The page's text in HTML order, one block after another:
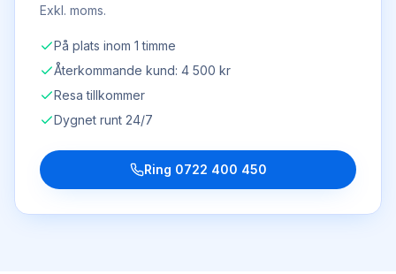
Exkl. moms.
På plats inom 1 timme
Återkommande kund: 4 500 kr
Resa tillkommer
Dygnet runt 24/7
Ring 0722 400 450